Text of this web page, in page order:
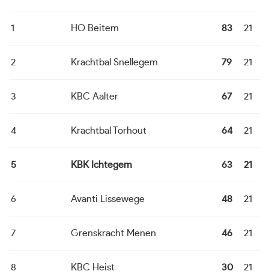
1 HO Beitem 83 21
2 Krachtbal Snellegem 79 21
3 KBC Aalter 67 21
4 Krachtbal Torhout 64 21
5 KBK Ichtegem 63 21
6 Avanti Lissewege 48 21
7 Grenskracht Menen 46 21
8 KBC Heist 30 21